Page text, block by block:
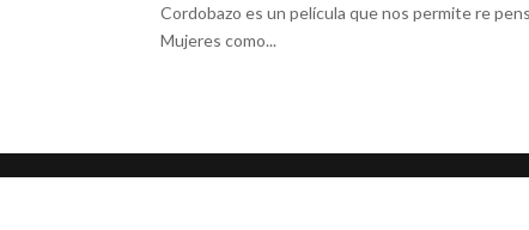
Cordobazo es un película que nos permite re
Mujeres como...